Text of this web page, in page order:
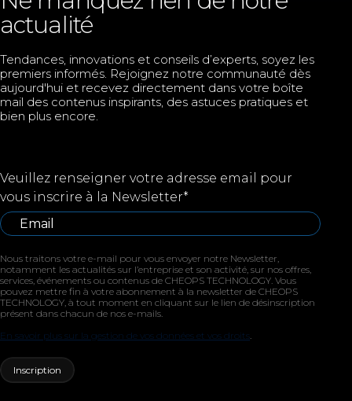
actualité
Tendances, innovations et conseils d’experts, soyez les
premiers informés. Rejoignez notre communauté dès
aujourd'hui et recevez directement dans votre boîte
mail des contenus inspirants, des astuces pratiques et
bien plus encore.
Veuillez renseigner votre adresse email pour
vous inscrire à la Newsletter*
Nous traitons votre e-mail pour vous envoyer notre Newsletter,
notamment les actualités sur l’entreprise et son activité, sur nos offres,
services, événements ou contenus de CHEOPS TECHNOLOGY. Vous
pouvez mettre fin à votre abonnement à la newsletter de CHEOPS
TECHNOLOGY, à tout moment en cliquant sur le lien de désinscription
présent dans chacun de nos e-mails.
En savoir plus sur la gestion de vos données et vos droits.